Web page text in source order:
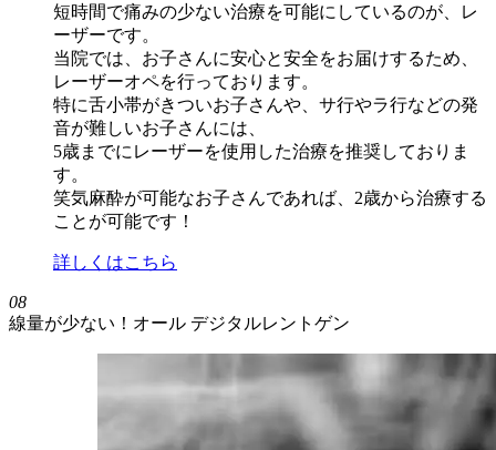
短時間で痛みの少ない治療を可能にしているのが、レ
ーザーです。
当院では、お子さんに安心と安全をお届けするため、
レーザーオペを行っております。
特に舌小帯がきついお子さんや、サ行やラ行などの発
音が難しいお子さんには、
5歳までにレーザーを使用した治療を推奨しておりま
す。
笑気麻酔が可能なお子さんであれば、2歳から治療する
ことが可能です！
詳しくはこちら
08
線量が少ない！オール デジタルレントゲン